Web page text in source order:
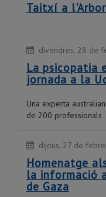
Taitxí a
divendres, 28 de
La psicopatia
jornada a la
Una experta
de 200 professionals
dijous, 27 de
Homenatge
la informació
de Gaza